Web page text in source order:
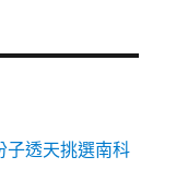
子透天挑選南科